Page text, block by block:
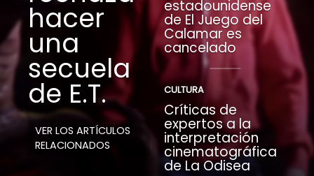
hacer
una
secuela
de E.T.
VER LOS ARTÍCULOS
RELACIONADOS
estadounidense
de El Juego del
Calamar es
cancelado
CULTURA
Críticas de
expertos a la
interpretación
cinematográfica
de La Odisea